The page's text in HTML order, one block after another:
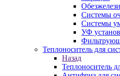
Системы
Системы
УФ
Теплоноситель для
Назад
Теплоноситель